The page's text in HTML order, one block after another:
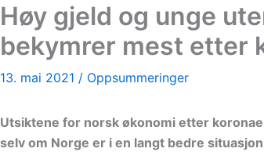
Høy gjeld og unge
bekymrer mest etter
13. mai 2021 / Oppsummeringer
Utsiktene for norsk økonomi etter
selv om Norge er i en langt bedre